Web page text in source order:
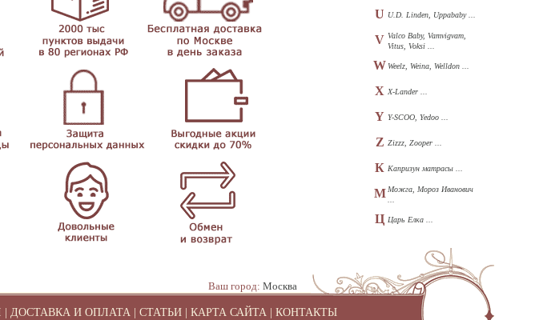
U U.D. Linden, Uppababy ...
V Valco Baby, Vamvigvam,
Vitus, Voksi ...
WWeelz, Weina, Welldon ...
X X-Lander ...
Y Y-SCOO, Yedoo ...
Z Zizzz, Zooper ...
К Капризун матрасы ...
М Можга, Мороз Иванович
Ц Царь Елка ...
Ваш город: Москва
ДОСТАВКА И ОПЛАТА| СТАТЬИ| КАРТА САЙТА| КОНТАКТЫ